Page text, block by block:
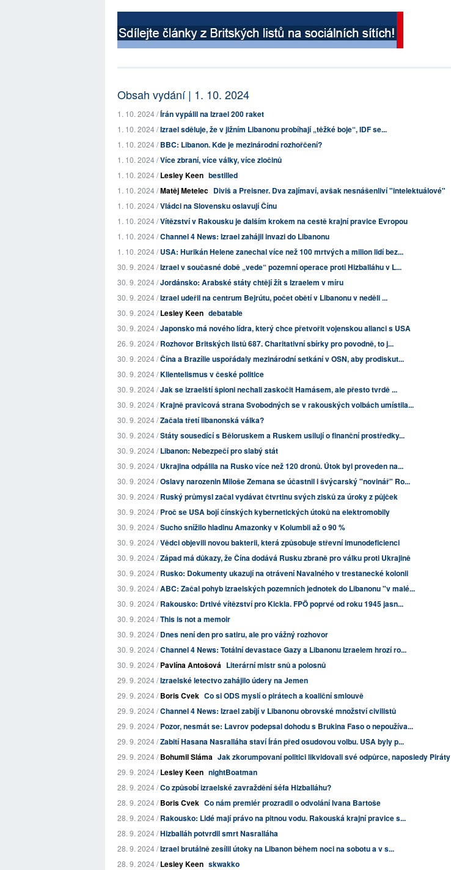
Obsah vydání | 1. 10. 2024
1. 10. 2024 /Írán vypálil na Izrael 200 raket
1. 10. 2024 /Izrael sděluje, že v jižním Libanonu probíhají „těžké boje“, IDF se...
1. 10. 2024 /BBC: Libanon. Kde je mezinárodní rozhořčení?
1. 10. 2024 /Více zbraní, více války, více zločinů
1. 10. 2024 /Lesley Keen bestilled
1. 10. 2024 /Matěj Metelec Diviš a Preisner. Dva zajímaví, avšak nesnášenliví "intelektuálové"
1. 10. 2024 /Vládci na Slovensku oslavují Čínu
1. 10. 2024 /Vítězství v Rakousku je dalším krokem na cestě krajní pravice Evropou
1. 10. 2024 /Channel 4 News: Izrael zahájil invazi do Libanonu
1. 10. 2024 /USA: Hurikán Helene zanechal více než 100 mrtvých a milion lidí bez...
30. 9. 2024 /Izrael v současné době „vede“ pozemní operace proti Hizballáhu v L...
30. 9. 2024 /Jordánsko: Arabské státy chtějí žít s Izraelem v míru
30. 9. 2024 /Izrael udeřil na centrum Bejrútu, počet obětí v Libanonu v neděli ...
30. 9. 2024 /Lesley Keen debatable
30. 9. 2024 /Japonsko má nového lídra, který chce přetvořit vojenskou alianci s USA
26. 9. 2024 /Rozhovor Britských listů 687. Charitativní sbírky pro povodně, to j...
30. 9. 2024 /Čína a Brazílie uspořádaly mezinárodní setkání v OSN, aby prodiskut...
30. 9. 2024 /Klientelismus v české politice
30. 9. 2024 /Jak se izraelští špioni nechali zaskočit Hamásem, ale přesto tvrdě ...
30. 9. 2024 /Krajně pravicová strana Svobodných se v rakouských volbách umístila...
30. 9. 2024 /Začala třetí libanonská válka?
30. 9. 2024 /Státy sousedící s Běloruskem a Ruskem usilují o finanční prostředky...
30. 9. 2024 /Libanon: Nebezpečí pro slabý stát
30. 9. 2024 /Ukrajina odpálila na Rusko více než 120 dronů. Útok byl proveden na...
30. 9. 2024 /Oslavy narozenin Miloše Zemana se účastnil i švýcarský "novinář" Ro...
30. 9. 2024 /Ruský průmysl začal vydávat čtvrtinu svých zisků za úroky z půjček
30. 9. 2024 /Proč se USA bojí čínských kybernetických útoků na elektromobily
30. 9. 2024 /Sucho snížilo hladinu Amazonky v Kolumbii až o 90 %
30. 9. 2024 /Vědci objevili novou bakterii, která způsobuje střevní imunodeficienci
30. 9. 2024 /Západ má důkazy, že Čína dodává Rusku zbraně pro válku proti Ukrajině
30. 9. 2024 /Rusko: Dokumenty ukazují na otrávení Navalného v trestanecké kolonii
30. 9. 2024 /ABC: Začal pohyb izraelských pozemních jednotek do Libanonu "v malé...
30. 9. 2024 /Rakousko: Drtivé vítězství pro Kickla. FPÖ poprvé od roku 1945 jasn...
30. 9. 2024 /This is not a memoir
30. 9. 2024 /Dnes není den pro satiru, ale pro vážný rozhovor
30. 9. 2024 /Channel 4 News: Totální devastace Gazy a Libanonu Izraelem hrozí ro...
30. 9. 2024 /Pavlína Antošová Literární mistr snů a polosnů
29. 9. 2024 /Izraelské letectvo zahájilo údery na Jemen
29. 9. 2024 /Boris Cvek Co si ODS myslí o pirátech a koaliční smlouvě
29. 9. 2024 /Channel 4 News: Izrael zabíjí v Libanonu obrovské množství civilistů
29. 9. 2024 /Pozor, nesmát se: Lavrov podepsal dohodu s Brukina Faso o nepoužíva...
29. 9. 2024 /Zabití Hasana Nasralláha staví Írán před osudovou volbu. USA byly p...
29. 9. 2024 /Bohumil Sláma Jak zkorumpovaní politici likvidovali své odpůrce, naposledy Piráty
29. 9. 2024 /Lesley Keen nightBoatman
28. 9. 2024 /Co způsobí izraelské zavraždění šéfa Hizballáhu?
28. 9. 2024 /Boris Cvek Co nám premiér prozradil o odvolání Ivana Bartoše
28. 9. 2024 /Rakousko: Lidé mají právo na pitnou vodu. Rakouská krajní pravice s...
28. 9. 2024 /Hizballáh potvrdil smrt Nasralláha
28. 9. 2024 /Izrael brutálně zesílil útoky na Libanon během noci na sobotu a v s...
28. 9. 2024 /Lesley Keen skwakko